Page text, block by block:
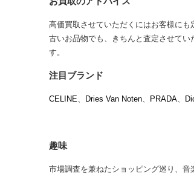
高価買取させていただくにはお客様にも
古いお品物でも、きちんと査定させて
す。
注目ブランド
CELINE Dries Van Noten、 PRADA、
趣味
市場調査を兼ねたショッピング巡り、